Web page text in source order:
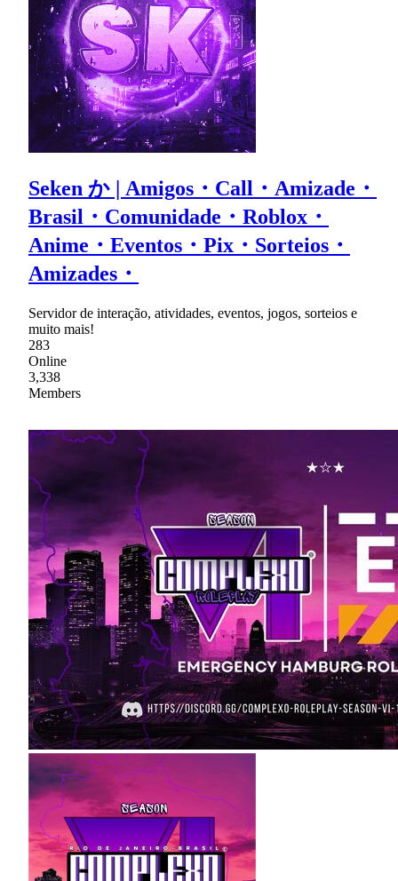
Seken か | Amigos・Call・Amizade・
Brasil・Comunidade・Roblox・
Anime・Eventos・Pix・Sorteios・
Amizades・
Servidor de interação, atividades, eventos, jogos, sorteios e
muito mais!
283
Online
3,338
Members